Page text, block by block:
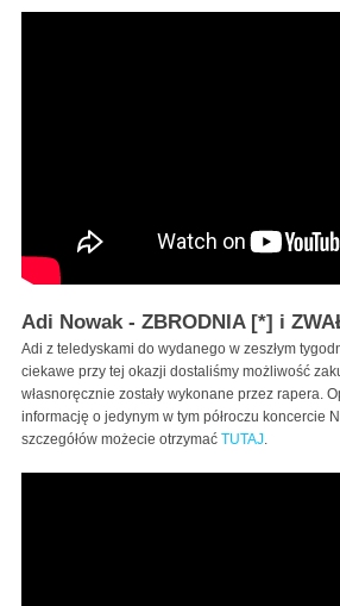
Adi Nowak - ZBRODNIA [*] i
Adi z teledyskami do wydanego w zeszłym
ciekawe przy tej okazji dostaliśmy możliwość
własnoręcznie zostały wykonane przez rapera.
informację o jedynym w tym półroczu koncercie
szczegółów możecie otrzymać TUTAJ